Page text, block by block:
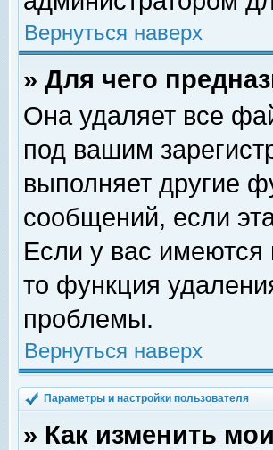
Вернуться наверх
» Для чего
Она удаляет все
под вашим
выполняет другие
сообщений, если
Если у вас
то функция
проблемы.
Вернуться наверх
Параметры и настройки пользователя
» Как изменить